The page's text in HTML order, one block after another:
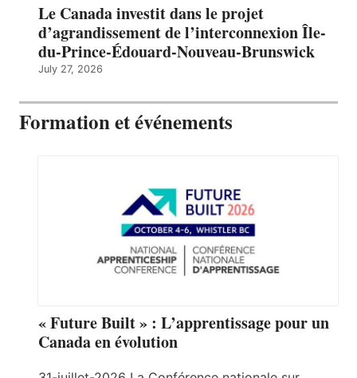
Le Canada investit dans le projet
d’agrandissement de l’interconnexion Île-
du-Prince-Édouard-Nouveau-Brunswick
July 27, 2026
Formation et événements
« Future Built » : L’apprentissage pour un
Canada en évolution